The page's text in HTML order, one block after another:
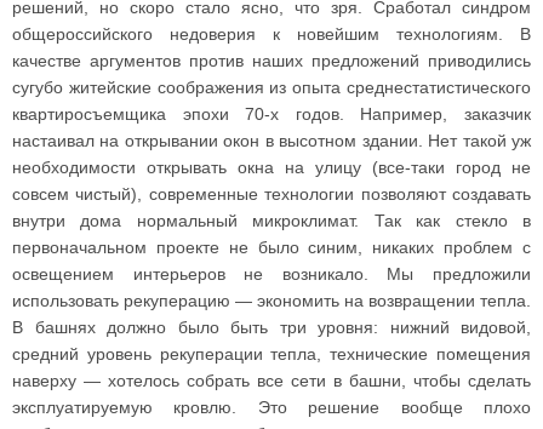
решений, но скоро стало ясно, что зря. Сработал синдром
общероссийского недоверия к новейшим технологиям. В
качестве аргументов против наших предложений приводились
сугубо житейские соображения из опыта среднестатистического
квартиросъемщика эпохи 70-х годов. Например, заказчик
настаивал на открывании окон в высотном здании. Нет такой уж
необходимости открывать окна на улицу (все-таки город не
совсем чистый), современные технологии позволяют создавать
внутри дома нормальный микроклимат. Так как стекло в
первоначальном проекте не было синим, никаких проблем с
освещением интерьеров не возникало. Мы предложили
использовать рекуперацию — экономить на возвращении тепла.
В башнях должно было быть три уровня: нижний видовой,
средний уровень рекуперации тепла, технические помещения
наверху — хотелось собрать все сети в башни, чтобы сделать
эксплуатируемую кровлю. Это решение вообще плохо